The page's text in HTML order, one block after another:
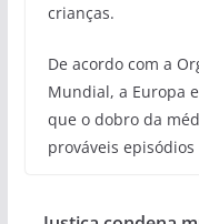
crianças.
De acordo com a
Mundial, a Europa
que o dobro da
prováveis